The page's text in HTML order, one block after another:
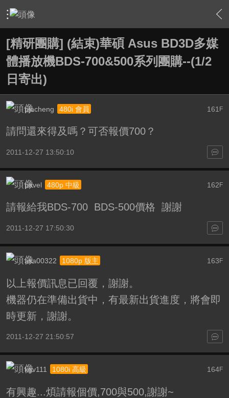
› 敗家特區 For Sale or Trade › 一起團購區 Group Buy › 內
[精研團購] (結束)華碩 Asus BD3D多媒
體播放機BDS-700&500系列團購--(1/2
日寄出)
161 F
pjacheng 480i 會員
請問還來得及嗎？可否報價700？
2011-12-27 13:50:10
162F
pavel 480p 中級
請報給我BDS-700 BDS-500價格 謝謝
2011-12-27 17:50:30
163F
asa00322 1080p 版主
以上報價訊息已回覆，謝謝。
機器仍在準備出貨中，有最新出貨進度，將會即
時更新，謝謝。
2011-12-27 21:50:57
164F
kgv111 1080i 高級
有興趣...煩請報個價,700與500,謝謝~